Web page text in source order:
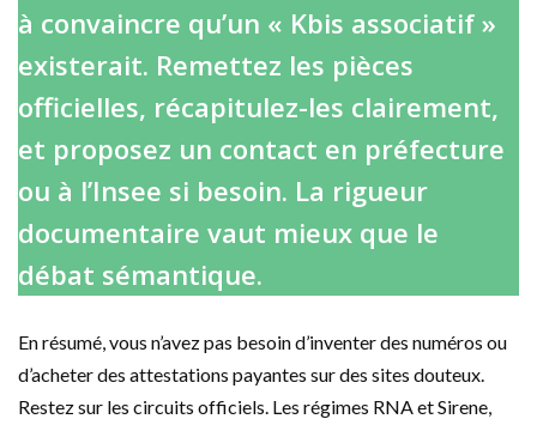
à convaincre qu’un « Kbis associatif »
existerait. Remettez les pièces
officielles, récapitulez-les clairement,
et proposez un contact en préfecture
ou à l’Insee si besoin. La rigueur
documentaire vaut mieux que le
débat sémantique.
En résumé, vous n’avez pas besoin d’inventer des numéros ou
d’acheter des attestations payantes sur des sites douteux.
Restez sur les circuits officiels. Les régimes RNA et Sirene,